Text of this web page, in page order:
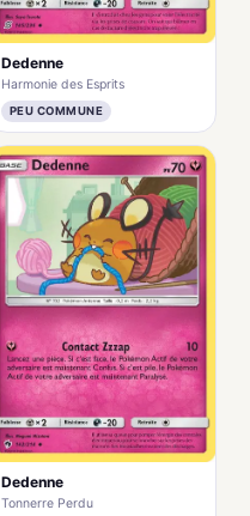
Dedenne
Harmonie des Esprits
PEU COMMUNE
Dedenne
Tonnerre Perdu